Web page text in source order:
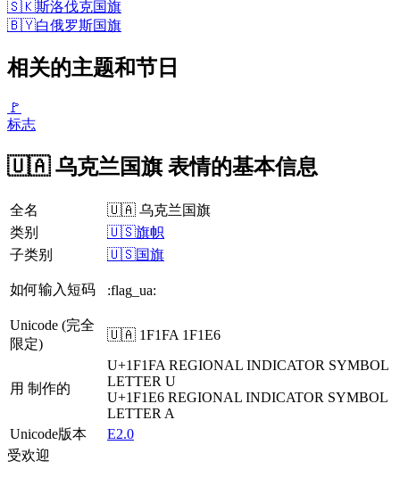
🇸🇰斯洛伐克国旗
🇧🇾白俄罗斯国旗
相关的主题和节日
🚩
标志
🇺🇦 乌克兰国旗 表情的基本信息
全名
🇺🇦 乌克兰国旗
类别
🇺🇸旗帜
子类别
🇺🇸国旗
如何输入短码 :flag_ua:
Unicode (完全
限定)
🇺🇦 1F1FA 1F1E6
用 制作的
U+1F1FA REGIONAL INDICATOR SYMBOL
LETTER U
U+1F1E6 REGIONAL INDICATOR SYMBOL
LETTER A
Unicode版本
E2.0
受欢迎